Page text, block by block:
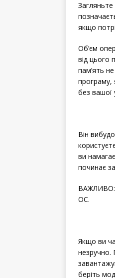
Загляньте
якщо
Об’єм
від цього
пам’ять
програму,
без вашої
Він
ви
починає
ВАЖЛИВО:
ОС.
Якщо ви
незручно.
беріть